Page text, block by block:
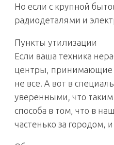
Но если с крупной
радиодеталями и
Пункты утилизации
Если ваша техника
центры, принимающие
не все. А вот в
уверенными, что таким
способа в том, что в
частенько за городом,